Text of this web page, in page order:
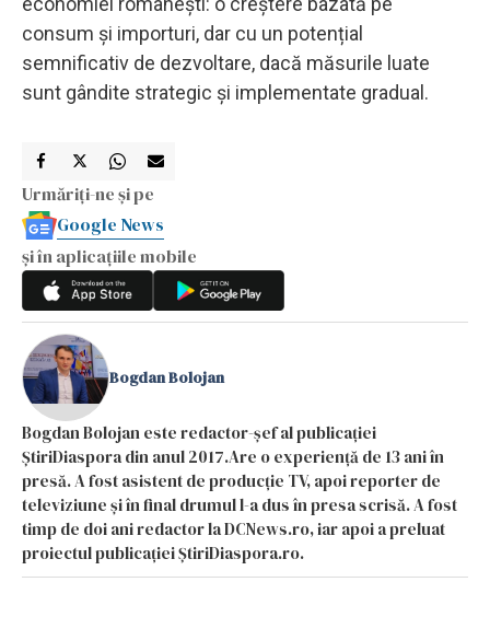
consum și importuri, dar cu un potențial
semnificativ de dezvoltare, dacă măsurile luate
sunt gândite strategic și implementate gradual.
Urmăriți-ne și pe
Google News
și în aplicațiile mobile
Bogdan Bolojan
Bogdan Bolojan este redactor-șef al publicației
ȘtiriDiaspora din anul 2017.Are o experiență de 13 ani în
presă. A fost asistent de producție TV, apoi reporter de
televiziune și în final drumul l-a dus în presa scrisă. A fost
timp de doi ani redactor la DCNews.ro, iar apoi a preluat
proiectul publicației ȘtiriDiaspora.ro.